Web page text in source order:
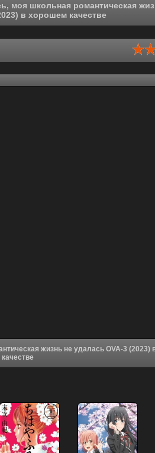
удалась OVA-3 (2023) в хорошем качестве
качестве